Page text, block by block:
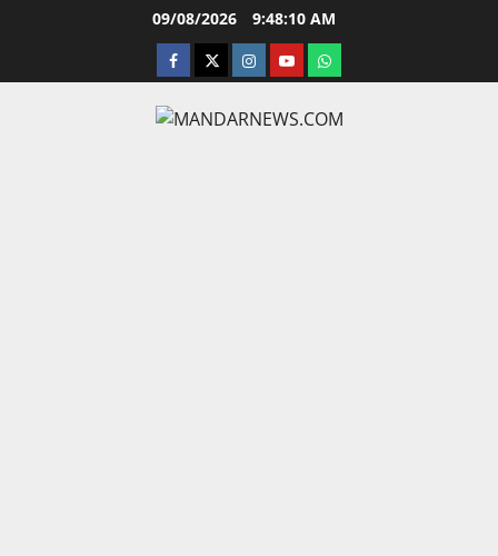
09/08/2026 9:48:11 AM
facebooktwitterinstagram.com
youtubewhatsapp